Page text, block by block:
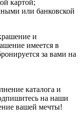
картой;
или банковской
и
имеется в
за вами на
каталога и
на наши
вашей мечты!